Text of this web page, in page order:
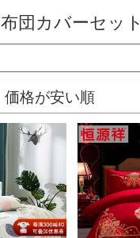
フワフワライフ
布団カバーセット
価格が安い順